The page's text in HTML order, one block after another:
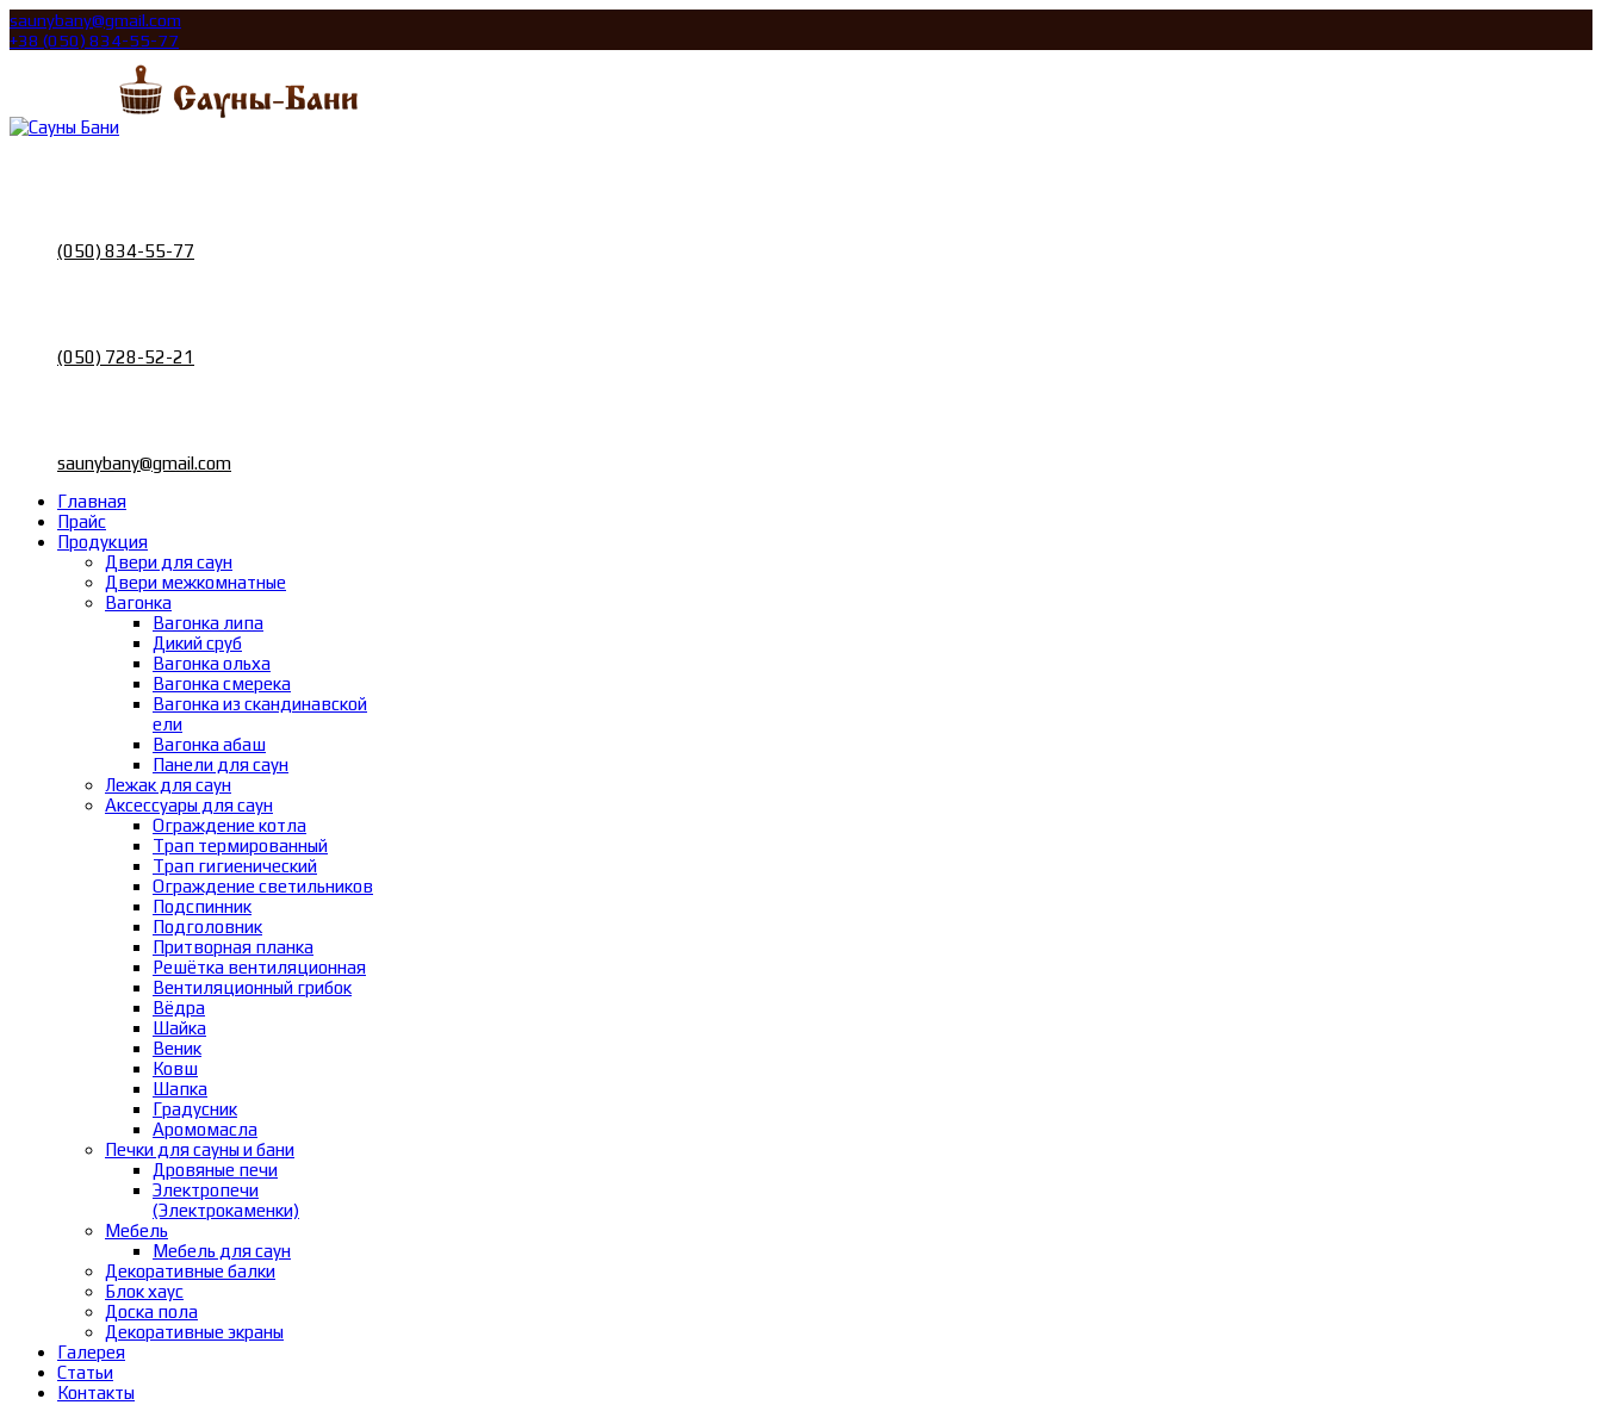
saunybany@gmail.com
+38 (050) 834-55-77
(050) 834-55-77
(050) 728-52-21
saunybany@gmail.com
Главная
Прайс
Продукция
Двери для саун
Двери межкомнатные
Вагонка
Вагонка липа
Дикий сруб
Вагонка ольха
Вагонка смерека
Вагонка из скандинавской
ели
Вагонка абаш
Панели для саун
Лежак для саун
Аксессуары для саун
Ограждение котла
Трап термированный
Трап гигиенический
Ограждение светильников
Подспинник
Подголовник
Притворная планка
Решётка вентиляционная
Вентиляционный грибок
Вёдра
Шайка
Веник
Ковш
Шапка
Градусник
Аромомасла
Печки для сауны и бани
Дровяные печи
Электропечи
(Электрокаменки)
Мебель
Мебель для саун
Декоративные балки
Блок хаус
Доска пола
Декоративные экраны
Галерея
Статьи
Контакты